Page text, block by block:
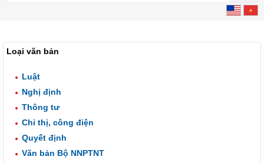
Loại văn bản
Luật
Nghị định
Thông tư
Chỉ thị, công điện
Quyết định
Văn bản Bộ NNPTNT